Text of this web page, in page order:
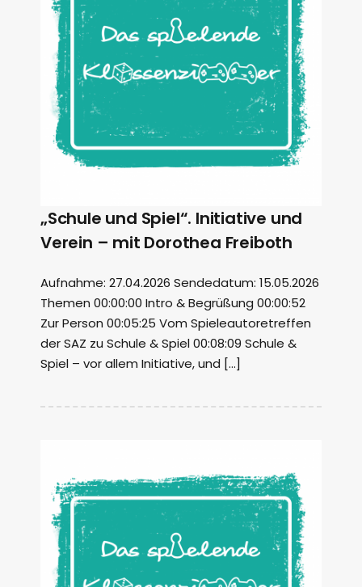
„Schule und Spiel“. Initiative und
Verein – mit Dorothea Freiboth
Aufnahme: 27.04.2026 Sendedatum: 15.05.2026
Themen 00:00:00 Intro & Begrüßung 00:00:52
Zur Person 00:05:25 Vom Spieleautoretreffen
der SAZ zu Schule & Spiel 00:08:09 Schule &
Spiel – vor allem Initiative, und […]